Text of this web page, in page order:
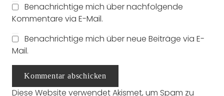
Benachrichtige mich über nachfolgende
Kommentare via E-Mail.
Benachrichtige mich über neue Beiträge via E-
Mail.
Kommentar abschicken
Diese Website verwendet Akismet, um Spam zu